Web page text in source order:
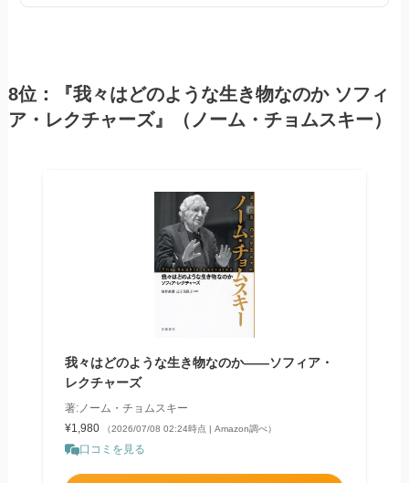
8位：『我々はどのような生き物なのか ソフィ
ア・レクチャーズ』（ノーム・チョムスキー）
我々はどのような生き物なのか――ソフィア・
レクチャーズ
著:ノーム・チョムスキー
¥1,980
（2026/07/08 02:24時点 | Amazon調べ）
口コミを見る